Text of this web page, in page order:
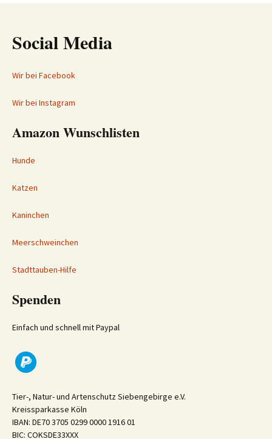
Social Media
Wir bei Facebook
Wir bei Instagram
Amazon Wunschlisten
Hunde
Katzen
Kaninchen
Meerschweinchen
Stadttauben-Hilfe
Spenden
Einfach und schnell mit Paypal
Tier-, Natur- und Artenschutz Siebengebirge e.V.
Kreissparkasse Köln
IBAN: DE70 3705 0299 0000 1916 01
BIC: COKSDE33XXX